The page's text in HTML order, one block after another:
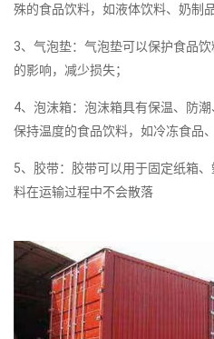
殊的食品饮料，如液体饮料、奶制品
3、气泡垫：气泡垫可以保护食品
的影响，减少损失；
4、泡沫箱：泡沫箱具有保温、防
保持温度的食品饮料，如冷冻食品
5、胶带：胶带可以用于固定纸箱
料在运输过程中不会散落